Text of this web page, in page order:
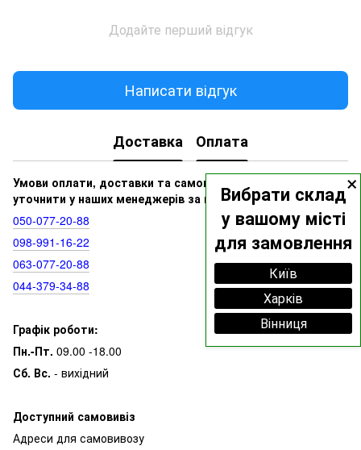
×
Вибрати склад
у вашому місті
для замовлення
Київ
Харків
Вінниця
Додайте перший відгук
Написати відгук
Доставка Оплата
Умови оплати, доставки та самовивозу ви можете
уточнити у наших менеджерів за номерами:
050‑077‑20‑88
098‑991‑16‑22
063‑077‑20‑88
044‑379‑34‑88
Графік роботи:
Пн.-Пт. 09.00 -18.00
Сб. Вс. - вихідний
Доступний самовивіз
Адреси для самовивозу